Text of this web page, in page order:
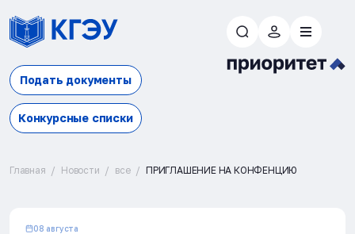
Подать документы
Конкурсные списки
Главная Новости все ПРИГЛАШЕНИЕ НА КОНФЕНЦИЮ
08 августа